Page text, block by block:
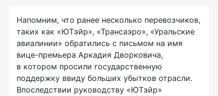
Напомним, что ранее несколько перевозчиков,
таких как «ЮТэйр», «Трансаэро», «Уральские
авиалинии» обратились с письмом на имя
вице-премьера Аркадия Дворковича,
в котором просили государственную
поддержку ввиду больших убытков отрасли.
Впоследствии руководству «ЮТэйр»